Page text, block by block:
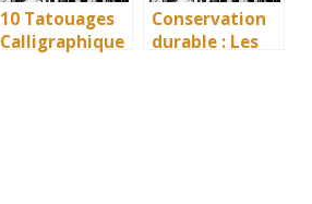
10 Tatouages
Calligraphique
Conservation
durable : Les